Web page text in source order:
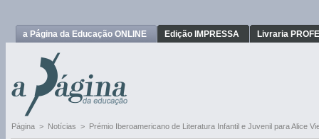
a Página da Educação ONLINE Edição IMPRESSA Livraria
Página > Notícias > Prémio Iberoamericano de Literatura Infantil e Juvenil para Alice